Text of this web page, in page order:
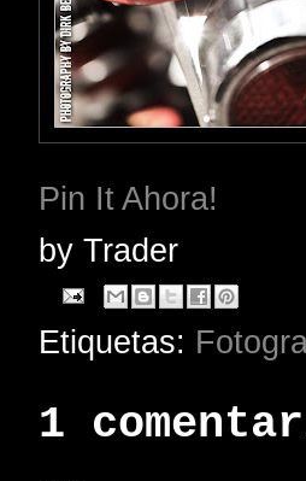
Pin It Ahora!
by Trader
Etiquetas:
1